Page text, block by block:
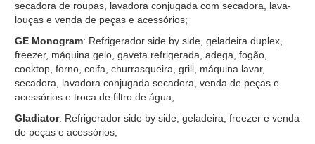
secadora de roupas, lavadora conjugada com secadora, lava-
louças e venda de peças e acessórios;
GE Monogram: Refrigerador side by side, geladeira duplex,
freezer, máquina gelo, gaveta refrigerada, adega, fogão,
cooktop, forno, coifa, churrasqueira, grill, máquina lavar,
secadora, lavadora conjugada secadora, venda de peças e
acessórios e troca de filtro de água;
Gladiator: Refrigerador side by side, geladeira, freezer e venda
de peças e acessórios;